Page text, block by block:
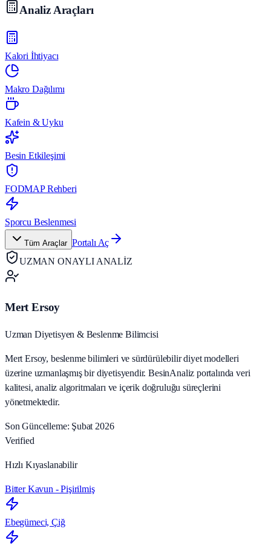
Analiz Araçları
Kalori İhtiyacı
Makro Dağılımı
Kafein & Uyku
Besin Etkileşimi
FODMAP Rehberi
Sporcu Beslenmesi
Tüm Araçlar Portalı Aç
UZMAN ONAYLI ANALİZ
Mert Ersoy
Uzman Diyetisyen & Beslenme Bilimcisi
Mert Ersoy, beslenme bilimleri ve sürdürülebilir diyet modelleri
üzerine uzmanlaşmış bir diyetisyendir. BesinAnaliz portalında veri
kalitesi, analiz algoritmaları ve içerik doğruluğu süreçlerini
yönetmektedir.
Son Güncelleme: Şubat 2026
Verified
Hızlı Kıyaslanabilir
Bitter Kavun - Pişirilmiş
Ebegümeci, Çiğ